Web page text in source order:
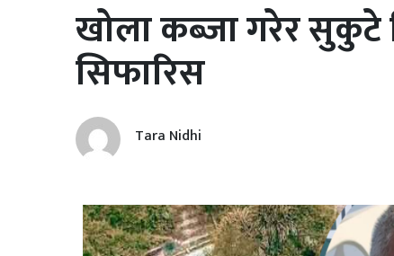
खोला कब्जा गरेर सुकुटे
सिफारिस
Tara Nidhi